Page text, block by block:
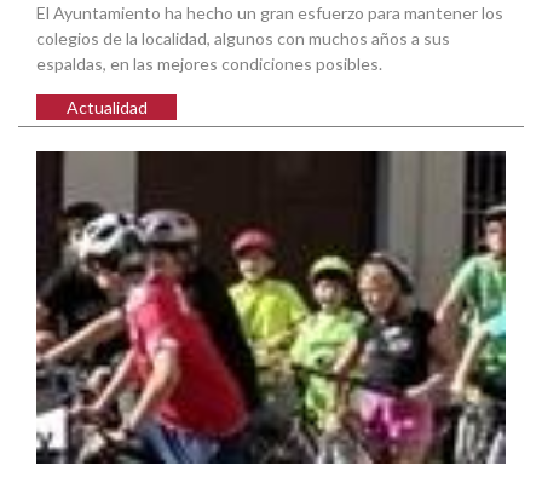
El Ayuntamiento ha hecho un gran esfuerzo para mantener los
colegios de la localidad, algunos con muchos años a sus
espaldas, en las mejores condiciones posibles.
Actualidad